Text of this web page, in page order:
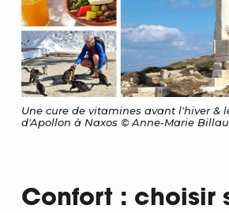
Une cure de vitamines avant l'hiver &
d'Apollon à Naxos © Anne-Marie
Confort : choisir